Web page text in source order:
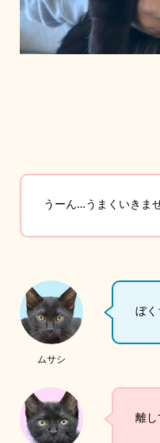
うーん…うまくいきま
ムサシ
ぼ
離し